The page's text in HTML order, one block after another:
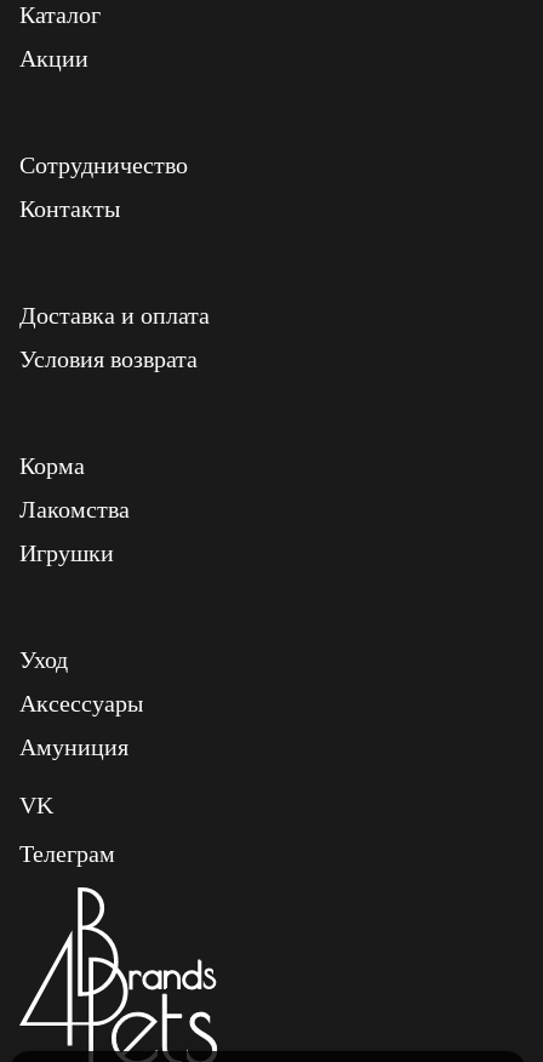
Каталог
Акции
Сотрудничество
Контакты
Доставка и оплата
Условия возврата
Корма
Лакомства
Игрушки
Уход
Аксессуары
Амуниция
VK
Телеграм